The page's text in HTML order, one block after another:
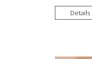
Details